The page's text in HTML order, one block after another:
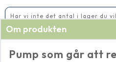
Har vi inte det antal i lager du
Om produkten
Pump som går att